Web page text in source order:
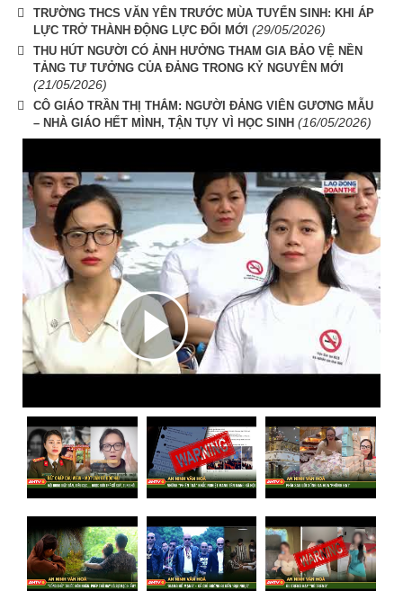
TRƯỜNG THCS VĂN YÊN TRƯỚC MÙA TUYỂN SINH: KHI ÁP
LỰC TRỞ THÀNH ĐỘNG LỰC ĐỔI MỚI (29/05/2026)
THU HÚT NGƯỜI CÓ ẢNH HƯỞNG THAM GIA BẢO VỆ NỀN
TẢNG TƯ TƯỞNG CỦA ĐẢNG TRONG KỶ NGUYÊN MỚI
(21/05/2026)
CÔ GIÁO TRẦN THỊ THẮM: NGƯỜI ĐẢNG VIÊN GƯƠNG MẪU
– NHÀ GIÁO HẾT MÌNH, TẬN TỤY VÌ HỌC SINH (16/05/2026)